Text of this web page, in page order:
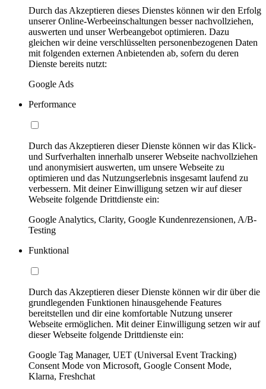
Durch das Akzeptieren dieses Dienstes können wir den Erfolg
unserer Online-Werbeeinschaltungen besser nachvollziehen,
auswerten und unser Werbeangebot optimieren. Dazu
gleichen wir deine verschlüsselten personenbezogenen Daten
mit folgenden externen Anbietenden ab, sofern du deren
Dienste bereits nutzt:
Google Ads
Performance
Durch das Akzeptieren dieser Dienste können wir das Klick-
und Surfverhalten innerhalb unserer Webseite nachvollziehen
und anonymisiert auswerten, um unsere Webseite zu
optimieren und das Nutzungserlebnis insgesamt laufend zu
verbessern. Mit deiner Einwilligung setzen wir auf dieser
Webseite folgende Drittdienste ein:
Google Analytics, Clarity, Google Kundenrezensionen, A/B-
Testing
Funktional
Durch das Akzeptieren dieser Dienste können wir dir über die
grundlegenden Funktionen hinausgehende Features
bereitstellen und dir eine komfortable Nutzung unserer
Webseite ermöglichen. Mit deiner Einwilligung setzen wir auf
dieser Webseite folgende Drittdienste ein:
Google Tag Manager, UET (Universal Event Tracking)
Consent Mode von Microsoft, Google Consent Mode,
Klarna, Freshchat